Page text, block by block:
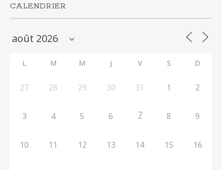
CALENDRIER
L M M J V S D
27 28 29 30 31 1 2
3 4 5 6 7 8 9
10 11 12 13 14 15 16